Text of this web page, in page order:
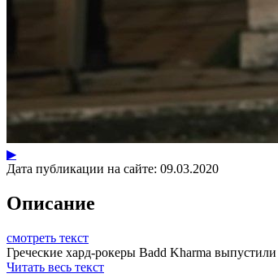
▶
Дата публикации на сайте: 09.03.2020
Описание
смотреть текст
Греческие хард-рокеры Badd Kharma
Читать весь текст